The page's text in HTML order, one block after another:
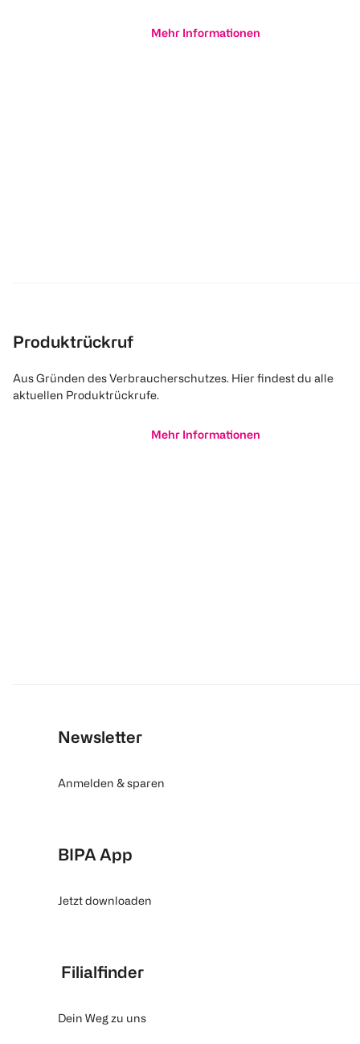
Mehr Informationen
Produktrückruf
Aus Gründen des Verbraucherschutzes. Hier findest du alle
aktuellen Produktrückrufe.
Mehr Informationen
Newsletter
Anmelden & sparen
BIPA App
Jetzt downloaden
Filialfinder
Dein Weg zu uns